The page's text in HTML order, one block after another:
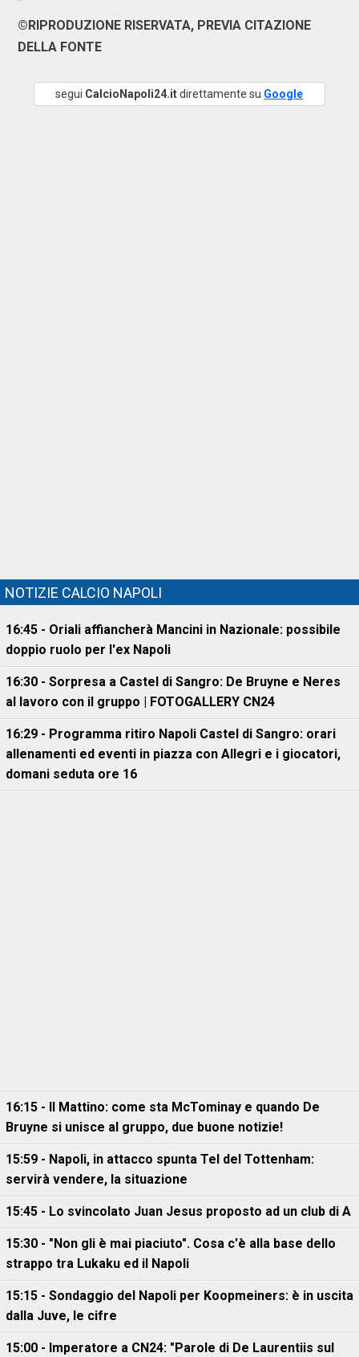
©RIPRODUZIONE RISERVATA, PREVIA CITAZIONE
DELLA FONTE
segui CalcioNapoli24.itdirettamente su Google
NOTIZIE CALCIO NAPOLI
16:45 - Oriali affiancherà Mancini in Nazionale: possibile
doppio ruolo per l'ex Napoli
16:30 - Sorpresa a Castel di Sangro: De Bruyne e Neres
al lavoro con il gruppo | FOTOGALLERY CN24
16:29 - Programma ritiro Napoli Castel di Sangro: orari
allenamenti ed eventi in piazza con Allegri e i giocatori,
domani seduta ore 16
16:15 - Il Mattino: come sta McTominay e quando De
Bruyne si unisce al gruppo, due buone notizie!
15:59 - Napoli, in attacco spunta Tel del Tottenham:
servirà vendere, la situazione
15:45 - Lo svincolato Juan Jesus proposto ad un club di A
15:30 - "Non gli è mai piaciuto". Cosa c'è alla base dello
strappo tra Lukaku ed il Napoli
15:15 - Sondaggio del Napoli per Koopmeiners: è in uscita
dalla Juve, le cifre
15:00 - Imperatore a CN24: "Parole di De Laurentiis sul